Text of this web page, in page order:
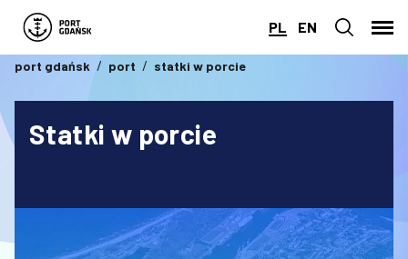
PL EN
port gdańsk port statki w porcie
Statki w porcie